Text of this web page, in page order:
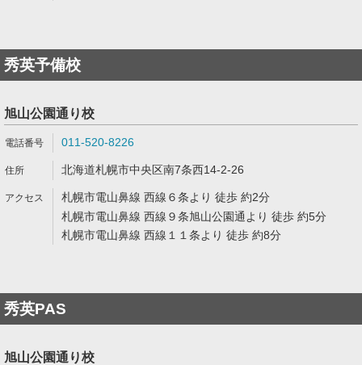
秀英予備校
旭山公園通り校
011-520-8226
北海道札幌市中央区南7条西14-2-26
札幌市電山鼻線 西線６条より 徒歩 約2分
札幌市電山鼻線 西線９条旭山公園通より 徒歩 約5分
札幌市電山鼻線 西線１１条より 徒歩 約8分
秀英PAS
旭山公園通り校